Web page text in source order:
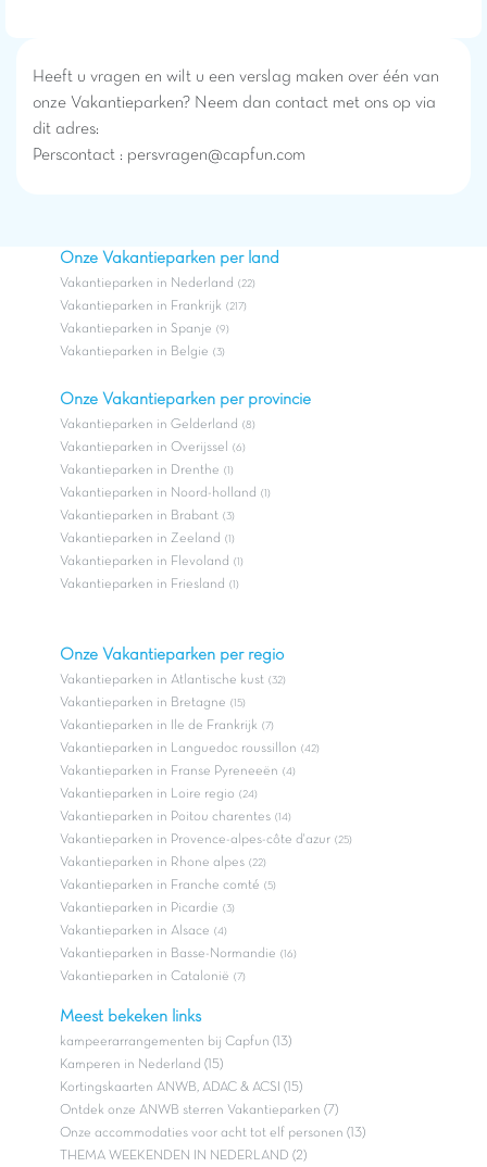
Heeft u vragen en wilt u een verslag maken over één van
onze Vakantieparken? Neem dan contact met ons op via
Perscontact : persvragen@capfun.com
Onze Vakantieparken per land
Vakantieparken in Nederland
Vakantieparken in Frankrijk (217)
Vakantieparken in Spanje (9)
Onze Vakantieparken per provincie
Vakantieparken in Gelderland (8)
Vakantieparken in Overijssel (6)
Vakantieparken in Drenthe (1)
Vakantieparken in Noord-holland (1)
Vakantieparken in Brabant (3)
Vakantieparken in Zeeland (1)
Vakantieparken in Flevoland (1)
Vakantieparken in Friesland (1)
Onze Vakantieparken per regio
Vakantieparken in Atlantische kust
Vakantieparken in Bretagne (15)
Vakantieparken in Ile de Frankrijk
Vakantieparken in Loire regio (24)
Vakantieparken in Poitou charentes
Vakantieparken in Provence-alpes-côte d'azur